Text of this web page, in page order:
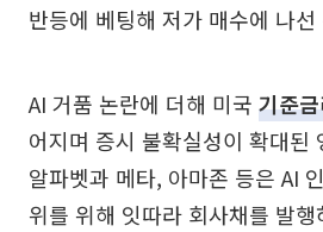
반등에 베팅해 저가 매수에 나
AI 거품 논란에 더해 미국 기준
어지며 증시 불확실성이 확대된
알파벳과 메타, 아마존 등은 AI
위를 위해 잇따라 회사채를 발